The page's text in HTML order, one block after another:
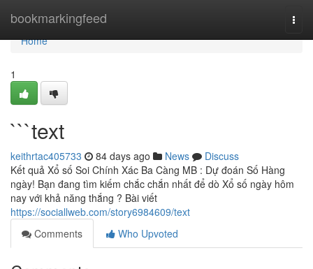
bookmarkingfeed
Home
Home
1
```text
keithrtac405733 84 days ago News
Discuss
Kết quả Xổ số Soi Chính Xác Ba Càng MB : Dự đoán Số Hàng
ngày! Bạn đang tìm kiếm chắc chắn nhất để dò Xổ số ngày hôm
nay với khả năng thắng ? Bài viết
https://sociallweb.com/story6984609/text
Comments
Who Upvoted